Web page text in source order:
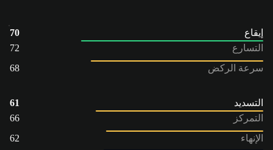
إيقاع
70
التسارع
72
سرعة الركض
68
التسديد
61
التمركز
66
الإنهاء
62